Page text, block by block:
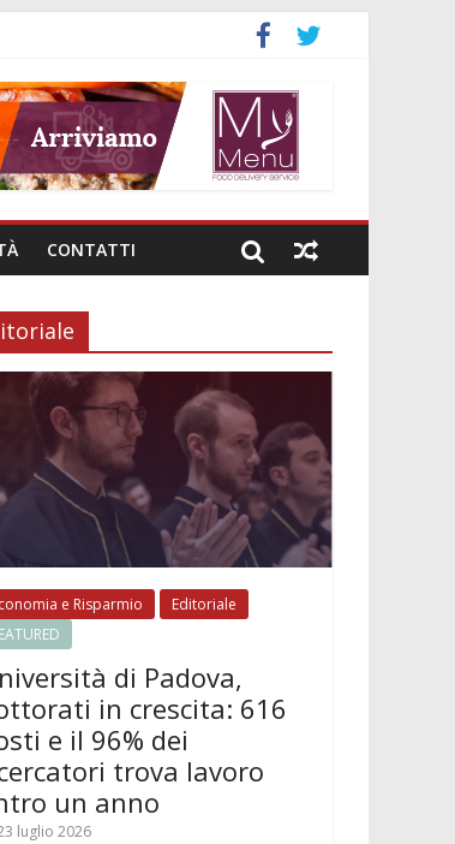
CONTATTI
e Risparmio
Editoriale
di Padova,
in crescita: 616
e il 96% dei
trova lavoro
un anno
luglio 2026